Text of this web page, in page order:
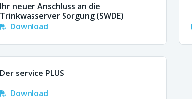
Ihr neuer Anschluss an die
Trinkwasserver Sorgung (SWDE)
Download
Der service PLUS
Download